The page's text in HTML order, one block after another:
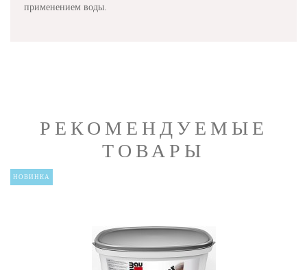
применением воды.
РЕКОМЕНДУЕМЫЕ
ТОВАРЫ
НОВИНКА